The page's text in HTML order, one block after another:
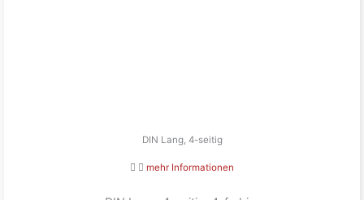
DIN Lang, 4-seitig
mehr Informationen